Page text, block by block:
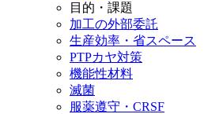
目的・課題
加工の外部委託
生産効率・省スペース
PTPカヤ対策
機能性材料
滅菌
服薬遵守・CRSF